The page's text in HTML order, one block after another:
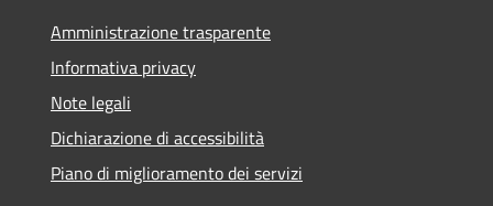
Amministrazione trasparente
Informativa privacy
Note legali
Dichiarazione di accessibilità
Piano di miglioramento dei servizi